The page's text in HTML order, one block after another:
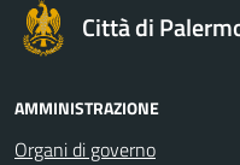
Città di
AMMINISTRAZIONE
Organi di governo